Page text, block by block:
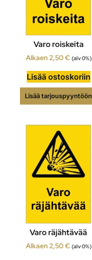
Varo roiskeita
Alkaen2,50€ (alv 0%)
Lisää ostoskoriin
Lisää tarjouspyyntöön
Varo räjähtävää
Alkaen2,50€ (alv 0%)